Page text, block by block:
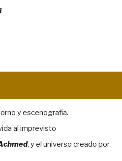
y escenografía.
al imprevisto
, y el universo creado por